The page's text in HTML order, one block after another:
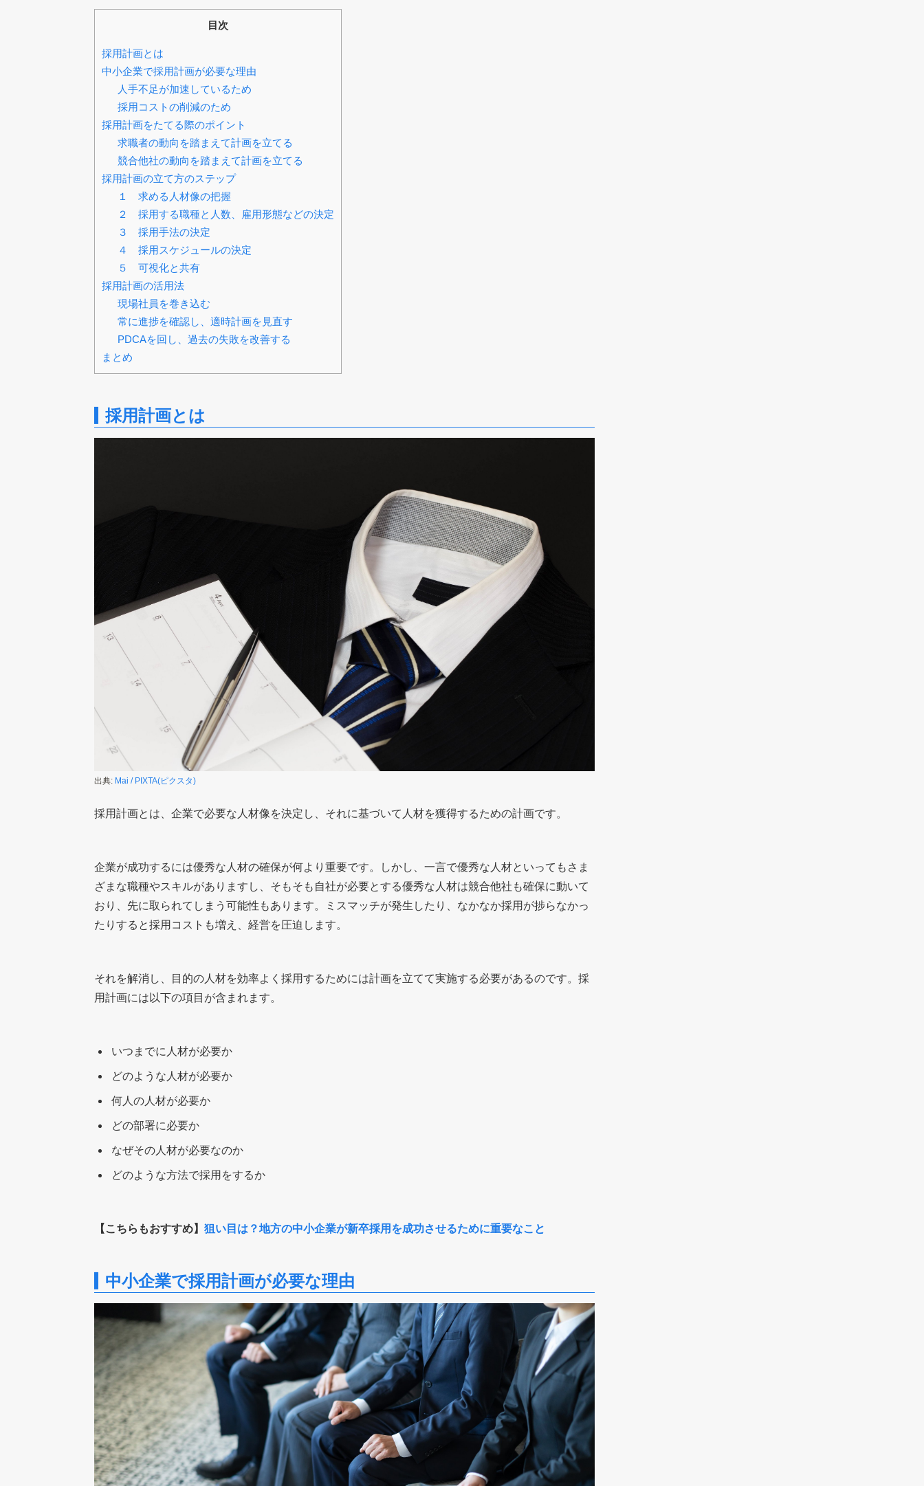
目次
採用計画とは
中小企業で採用計画が必要な理由
人手不足が加速しているため
採用コストの削減のため
採用計画をたてる際のポイント
求職者の動向を踏まえて計画を立てる
競合他社の動向を踏まえて計画を立てる
採用計画の立て方のステップ
１ 求める人材像の把握
２ 採用する職種と人数、雇用形態などの決定
３ 採用手法の決定
４ 採用スケジュールの決定
５ 可視化と共有
採用計画の活用法
現場社員を巻き込む
常に進捗を確認し、適時計画を見直す
PDCAを回し、過去の失敗を改善する
まとめ
採用計画とは
出典: Mai / PIXTA(ピクスタ)
採用計画とは、企業で必要な人材像を決定し、それに基づいて人材を獲得するための計画です。
企業が成功するには優秀な人材の確保が何より重要です。しかし、一言で優秀な人材といってもさま
ざまな職種やスキルがありますし、そもそも自社が必要とする優秀な人材は競合他社も確保に動いて
おり、先に取られてしまう可能性もあります。ミスマッチが発生したり、なかなか採用が捗らなかっ
たりすると採用コストも増え、経営を圧迫します。
それを解消し、目的の人材を効率よく採用するためには計画を立てて実施する必要があるのです。採
用計画には以下の項目が含まれます。
いつまでに人材が必要か
どのような人材が必要か
何人の人材が必要か
どの部署に必要か
なぜその人材が必要なのか
どのような方法で採用をするか
【こちらもおすすめ】 狙い目は？地方の中小企業が新卒採用を成功させるために重要なこと
中小企業で採用計画が必要な理由